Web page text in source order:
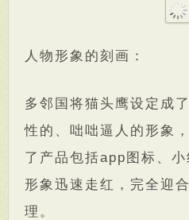
人物形象的刻画：
多邻国将猫头鹰设定成
性的、咄咄逼人的形象
了产品包括app图标、小
形象迅速走红，完全迎
理。